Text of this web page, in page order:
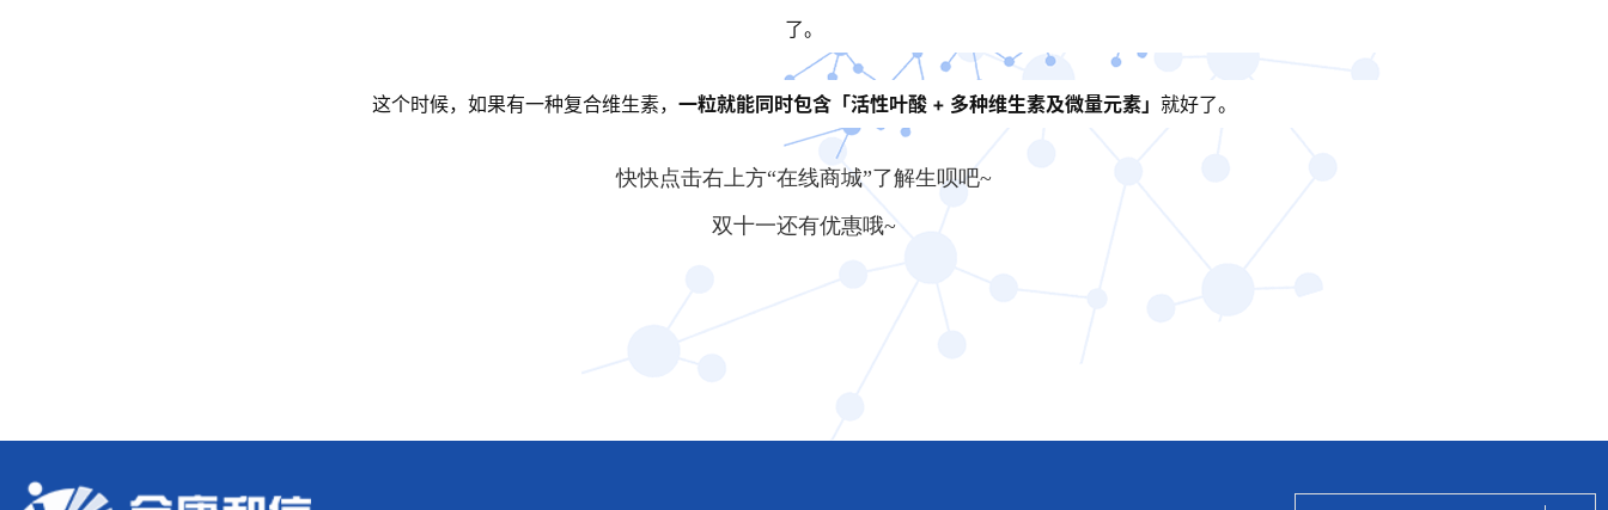
了。
这个时候，如果有一种复合维生素， 一粒就能同时包含「活性叶酸 + 多种维生素及微量元素」 就好了。
快快点击右上方“在线商城”了解生呗吧~
双十一还有优惠哦~